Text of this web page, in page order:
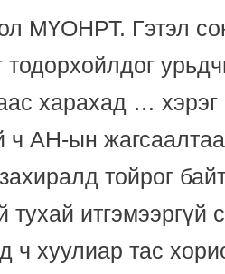
МҮОНРТ. Гэтэл
харахад …
ч АН-ын
тойрог
тухай итгэмээргүй
ч хуулиар тас